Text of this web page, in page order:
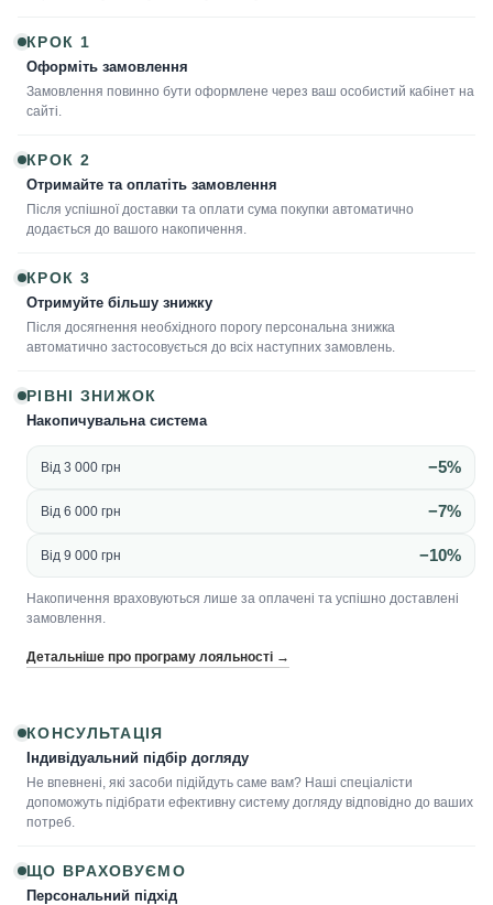
КРОК 1
Оформіть замовлення
Замовлення повинно бути оформлене через ваш особистий кабінет на
сайті.
КРОК 2
Отримайте та оплатіть замовлення
Після успішної доставки та оплати сума покупки автоматично
додається до вашого накопичення.
КРОК 3
Отримуйте більшу знижку
Після досягнення необхідного порогу персональна знижка
автоматично застосовується до всіх наступних замовлень.
РІВНІ ЗНИЖОК
Накопичувальна система
Від 3 000 грн −5%
Від 6 000 грн −7%
Від 9 000 грн −10%
Накопичення враховуються лише за оплачені та успішно доставлені
замовлення.
Детальніше про програму лояльності →
КОНСУЛЬТАЦІЯ
Індивідуальний підбір догляду
Не впевнені, які засоби підійдуть саме вам? Наші спеціалісти
допоможуть підібрати ефективну систему догляду відповідно до ваших
потреб.
ЩО ВРАХОВУЄМО
Персональний підхід